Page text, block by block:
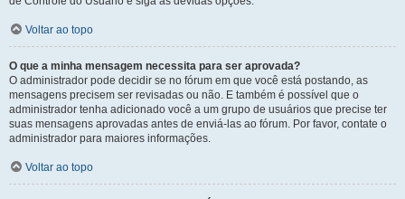
Voltar ao topo
O que a minha mensagem necessita para ser aprovada?
O administrador pode decidir se no fórum em que você está postando, as
mensagens precisem ser revisadas ou não. E também é possível que o
administrador tenha adicionado você a um grupo de usuários que precise ter
suas mensagens aprovadas antes de enviá-las ao fórum. Por favor, contate o
administrador para maiores informações.
Voltar ao topo